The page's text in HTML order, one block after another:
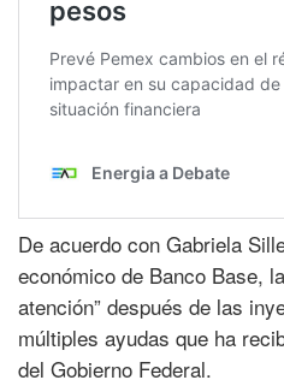
De acuerdo con Gabriela
económico de Banco Base,
atención” después de las
múltiples ayudas que ha
del Gobierno Federal.